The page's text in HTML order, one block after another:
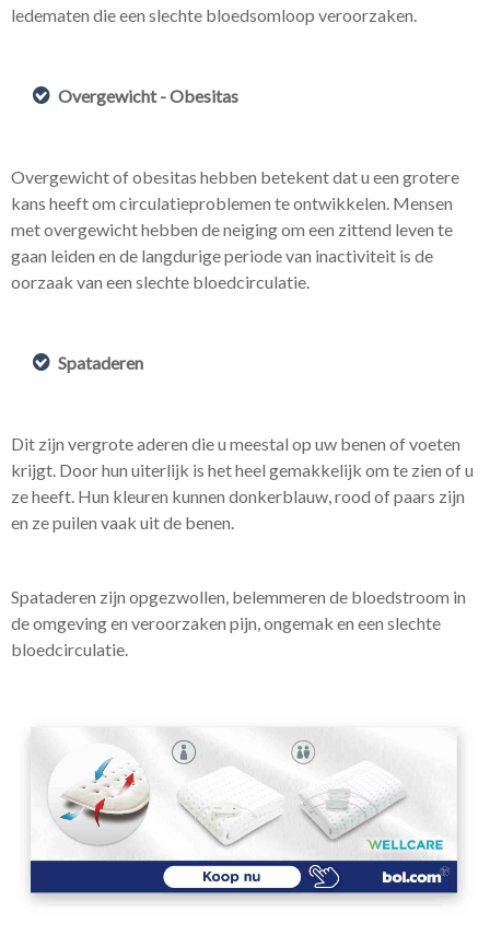
ledematen die een slechte bloedsomloop veroorzaken.
Overgewicht - Obesitas
Overgewicht of obesitas hebben betekent dat u een grotere
kans heeft om circulatieproblemen te ontwikkelen. Mensen
met overgewicht hebben de neiging om een zittend leven te
gaan leiden en de langdurige periode van inactiviteit is de
oorzaak van een slechte bloedcirculatie.
Spataderen
Dit zijn vergrote aderen die u meestal op uw benen of voeten
krijgt. Door hun uiterlijk is het heel gemakkelijk om te zien of u
ze heeft. Hun kleuren kunnen donkerblauw, rood of paars zijn
en ze puilen vaak uit de benen.
Spataderen zijn opgezwollen, belemmeren de bloedstroom in
de omgeving en veroorzaken pijn, ongemak en een slechte
bloedcirculatie.